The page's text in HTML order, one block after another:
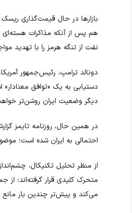
بازارها در حال قیمت‌گذاری ریسک
هم پس از آنکه مذاکرات هسته‌ای
نفت از تنگه هرمز را با تهدید مواجه کند؛ گذرگاهی
دونالد ترامپ، رئیس‌جمهور
دیگر وضعیت ایران روشن‌تر
در همین حال، روزنامه تایمز
احتمالی به ایران شده است؛
از منظر تحلیل تکنیکال، چشم‌انداز
می‌کند و پیش‌تر چندین بار